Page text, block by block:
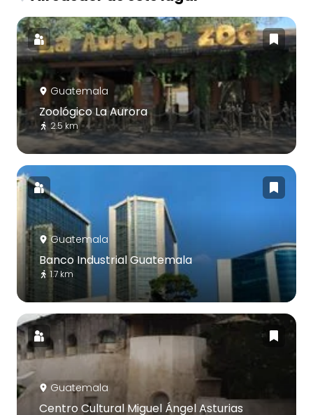
Guatemala
Zoológico La Aurora
2.5 km
Guatemala
Banco Industrial Guatemala
1.7 km
Guatemala
Centro Cultural Miguel Ángel Asturias